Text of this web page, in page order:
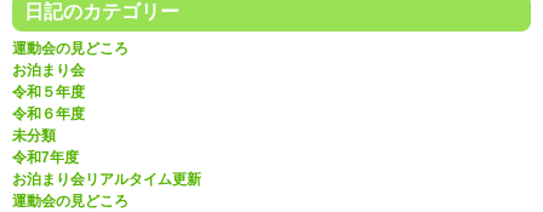
日記のカテゴリー
運動会の見どころ
お泊まり会
令和５年度
令和６年度
未分類
令和7年度
お泊まり会リアルタイム更新
運動会の見どころ